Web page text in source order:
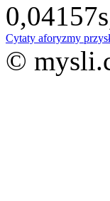
Cytaty aforyzmy
©